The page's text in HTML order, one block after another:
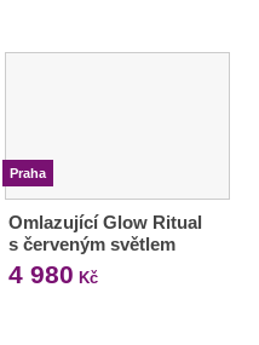
Praha
Omlazující Glow Ritual
s červeným světlem
4 980 Kč